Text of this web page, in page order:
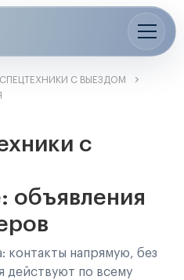
С ВЫЕЗДОМ
с
объявления
контакты напрямую, без
действуют по всему